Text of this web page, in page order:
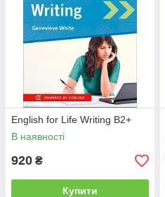
English for Life Writing B2+
В наявності
920 ₴
Купити